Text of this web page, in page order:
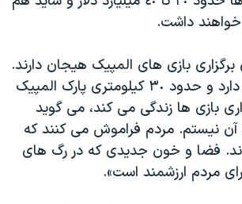
خواهند داشت.
بازی های المپیک هیجان دارند.
مردی که بارت نام دارد و حدود ٣٠ کیلومتری پارک المپیک
بازی ها زندگی می کند، می گوید
آن نیستم. مردم فراموش می کنند که
اند. فضا و خون جدیدی که در رگ های
مردم ارزشمند است».